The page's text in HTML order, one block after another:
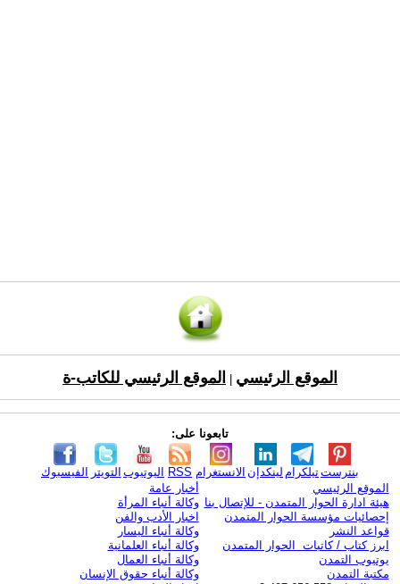
الموقع الرئيسي الموقع الرئيسي للكاتب-ة
تابعونا على:
الفيسبوك التويتر اليوتيوب RSS الانستغرام لينكدإن تيلكرامبنترست
الموقع الرئيسي
هيئة ادارة الحوار المتمدن - للإتصال بنا
إحصائيات مؤسسة الحوار المتمدن
قواعد النشر
ابرز كتاب / كاتبات الحوار المتمدن
يوتيوب التمدن
مكتبة التمدن
أخبار عامة
وكالة أنباء المرأة
اخبار الأدب والفن
وكالة أنباء اليسار
وكالة أنباء العلمانية
وكالة أنباء العمال
وكالة أنباء حقوق الإنسان